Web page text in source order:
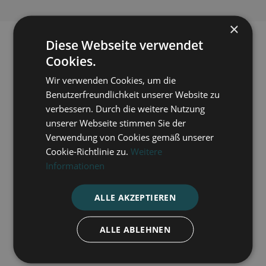
×
Diese Webseite verwendet
Cookies.
Wir verwenden Cookies, um die
Benutzerfreundlichkeit unserer Website zu
verbessern. Durch die weitere Nutzung
unserer Webseite stimmen Sie der
Verwendung von Cookies gemäß unserer
Cookie-Richtlinie zu.Weitere
Informationen
ALLE AKZEPTIEREN
ALLE ABLEHNEN